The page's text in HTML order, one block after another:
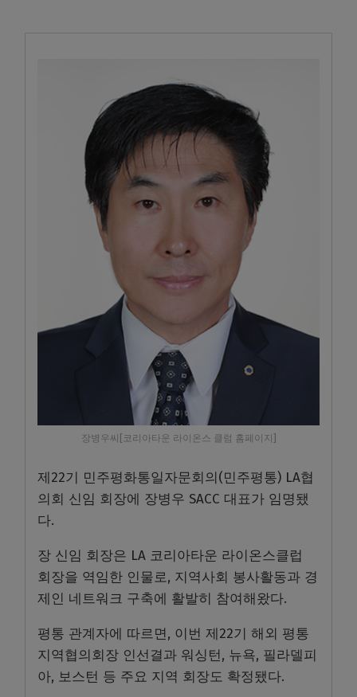
장병우씨[코리아타운 라이온스 클럼 홈페이지]
제22기 민주평화통일자문회의(민주평통) LA협
의회 신임 회장에 장병우 SACC 대표가 임명됐
다.
장 신임 회장은 LA 코리아타운 라이온스클럽
회장을 역임한 인물로, 지역사회 봉사활동과 경
제인 네트워크 구축에 활발히 참여해왔다.
평통 관계자에 따르면, 이번 제22기 해외 평통
지역협의회장 인선결과 워싱턴, 뉴욕, 필라델피
아, 보스턴 등 주요 지역 회장도 확정됐다.